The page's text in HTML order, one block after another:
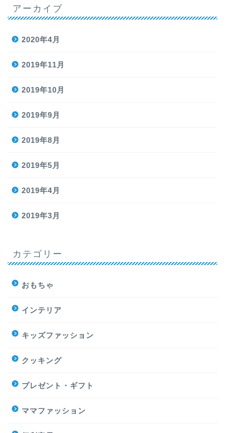
アーカイブ
2020年4月
2019年11月
2019年10月
2019年9月
2019年8月
2019年5月
2019年4月
2019年3月
カテゴリー
おもちゃ
インテリア
キッズファッション
クッキング
プレゼント・ギフト
ママファッション